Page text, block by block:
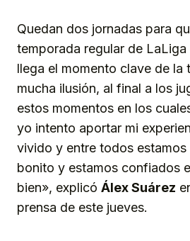
Quedan dos jornadas para
temporada regular de
llega el momento clave de la
mucha ilusión, al final a los
estos momentos en los
yo intento aportar mi
vivido y entre todos
bonito y estamos confiados
bien», explicó Álex Suárez
prensa de este jueves.